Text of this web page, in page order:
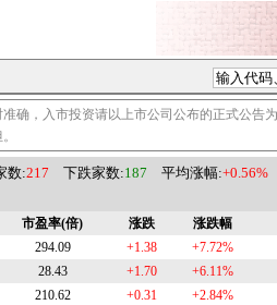
确，入市投资请以上市公司公布的正式公告
数:217 下跌家数:187 平均涨幅:+0.56%
市盈率(倍) 涨跌 涨跌幅
294.09 +1.38 +7.72%
28.43 +1.70 +6.11%
210.62 +0.31 +2.84%